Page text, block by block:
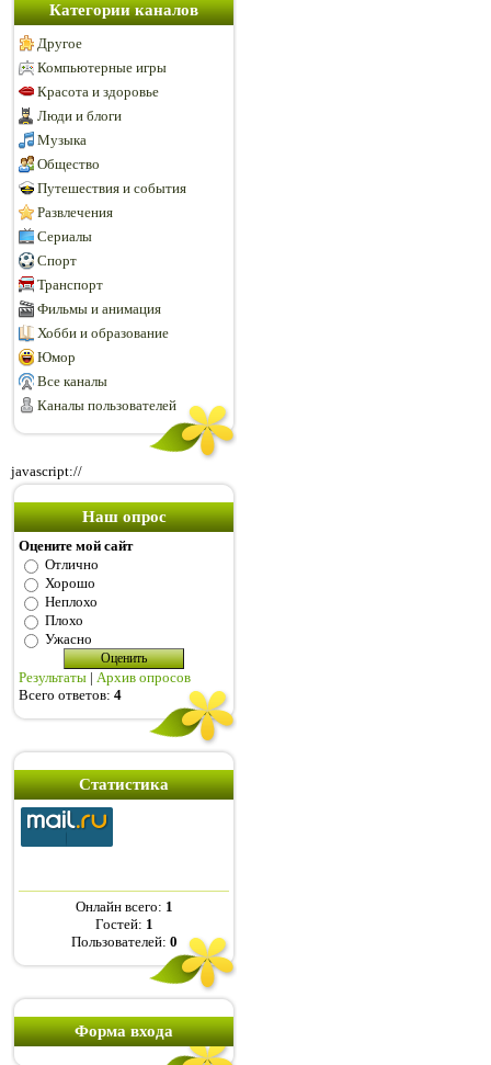
Категории каналов
Другое
Компьютерные игры
Красота и здоровье
Люди и блоги
Музыка
Общество
Путешествия и события
Развлечения
Сериалы
Спорт
Транспорт
Фильмы и анимация
Хобби и образование
Юмор
Все каналы
Каналы пользователей
javascript://
Наш опрос
Оцените мой сайт
Отлично
Хорошо
Неплохо
Плохо
Ужасно
Результаты | Архив опросов
Всего ответов: 4
Статистика
Онлайн всего: 1
Гостей: 1
Пользователей: 0
Форма входа